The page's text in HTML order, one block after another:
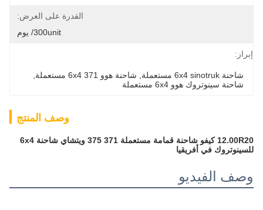
القدرة على العرض:
300unit/ يوم
إبراز:
شاحنة 6x4 sinotruk مستعملة شاحنة هوو 371 6x4 مستعملة
شاحنة سينوتروك هوو 6x4 مستعملة
وصف المنتج
12.00R20 كيفو شاحنة قمامة مستعملة 371 375 ويتشاي شاحنة 6x4
للسينوتروك في أفريقيا
وصف الفيديو